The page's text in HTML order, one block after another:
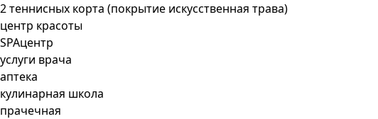
2 теннисных корта (покрытие искусственная трава)
центр красоты
SPAцентр
услуги врача
аптека
кулинарная школа
прачечная